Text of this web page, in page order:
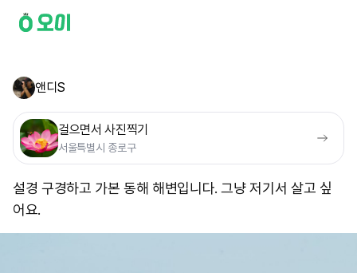
앤디S
걸으면서 사진찍기
서울특별시 종로구
설경 구경하고 가본 동해 해변입니다. 그냥 저기서 살고 싶
어요. ​